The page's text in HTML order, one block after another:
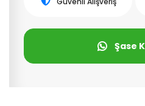
Şase